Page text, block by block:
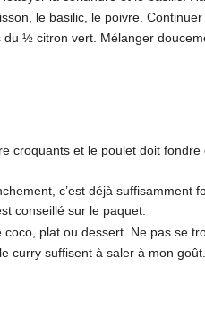
le basilic, le poivre. Continuer
½ citron vert. Mélanger
croquants et le poulet doit fondre
c’est déjà suffisamment
conseillé sur le paquet.
plat ou dessert. Ne pas se
curry suffisent à saler à mon